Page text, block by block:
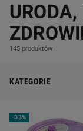
145 produktów
KATEGORIE
-33%